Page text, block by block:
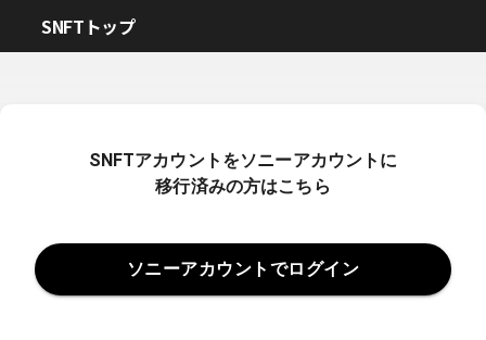
SNFTトップ
SNFTアカウントをソニーアカウントに
移行済みの方はこちら
ソニーアカウントでログイン